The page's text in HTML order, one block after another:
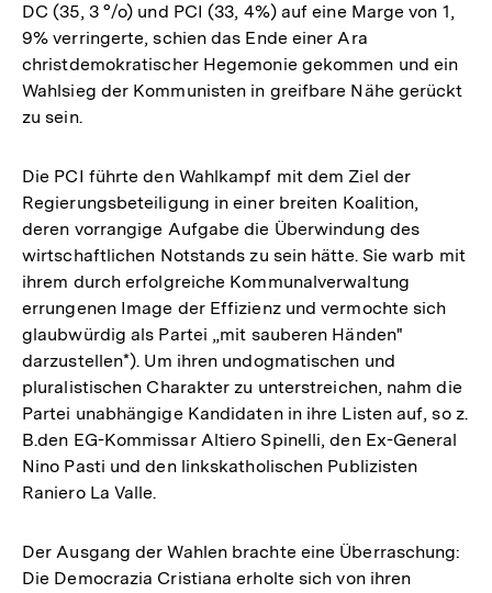
Fußnote
DC (35, 3 °/o) und PCI (33, 4%) auf eine Marge von 1,
9% verringerte, schien das Ende einer Ara
christdemokratischer Hegemonie gekommen und ein
Wahlsieg der Kommunisten in greifbare Nähe gerückt
zu sein.
Die PCI führte den Wahlkampf mit dem Ziel der
Regierungsbeteiligung in einer breiten Koalition,
deren vorrangige Aufgabe die Überwindung des
wirtschaftlichen Notstands zu sein hätte. Sie warb mit
ihrem durch erfolgreiche Kommunalverwaltung
errungenen Image der Effizienz und vermochte sich
glaubwürdig als Partei „mit sauberen Händen"
darzustellen*). Um ihren undogmatischen und
pluralistischen Charakter zu unterstreichen, nahm die
Partei unabhängige Kandidaten in ihre Listen auf, so z.
B.den EG-Kommissar Altiero Spinelli, den Ex-General
Nino Pasti und den linkskatholischen Publizisten
Raniero La Valle.
Der Ausgang der Wahlen brachte eine Überraschung:
Die Democrazia Cristiana erholte sich von ihren